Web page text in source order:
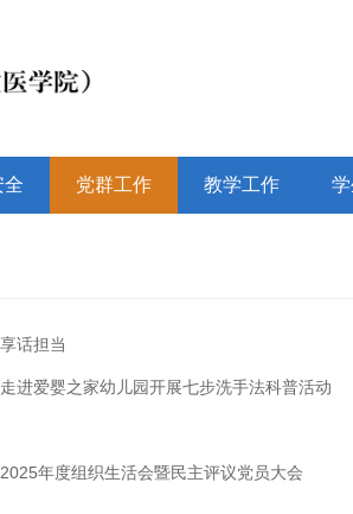
全 党群工作 教学工作
话担当
进爱婴之家幼儿园开展七步洗手法科普活动
年度组织生活会暨民主评议党员大会